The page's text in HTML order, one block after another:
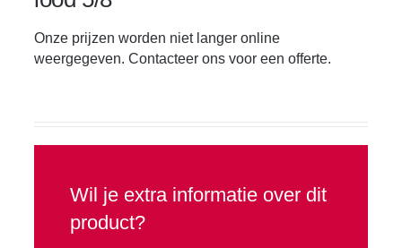
Veiligheid
Promo
Onze prijzen worden niet langer online
weergegeven. Contacteer ons voor een offerte.
Wil je extra informatie over dit
product?